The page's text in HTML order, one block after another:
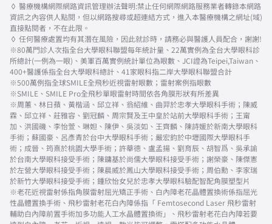
◊ 醫療機構網際網路資訊管理辦法聲明:禁止任何網際網路服務業者轉錄本網路
資訊之內容供人點閱，但以網路搜尋或超連結方式，進入本醫療機構之網址(域)
直接點閱者，不在此限。
◊ 任何醫療處置均有其潛在風險，因此就診時，請務必與醫護人員配合，謝謝!
※80萬門診人次指全台大學眼科聯盟每年統計量、22萬實例為全台大學眼科診
所總計(一例為一眼)、美軍百萬實例統計單位為眼數、JCI證為Teipei,Taiwan、
400+醫護係指全台大學眼科總計、41家眼科指二岸大學眼科聯盟合計
※500萬例指全球SMILE全飛秒近視雷射眼數；雷射案例指眼數
※SMILE、SMILE Pro全飛秒單眼雷射時間依各角膜形狀有所差異
※周蕙、林日蘋、黃楷涵、邱立祥、翁紹維、曲羿於忠孝大學眼科手術；陳威
霖、邱立祥、莊雅容、劉冠麟、周宗賢及王中皇於站前大學眼科手術；王甯
加、洪國磯、李怡萱、琳妲、陳伊、吳淡如、王齊麟、陳詩媛於新南大學眼科
手術；蘇國豪、呂彥青於台中大學眼科手術；嚴宏鈞於中壢國際大學眼科手
術；成晉、筠熹於桃園大學手術；許華德、盧孟揚、劉育辰、胡智爲、吳承諭
於台南大學眼科接受手術；陳鏞基於尚儒大學眼科接受手術；謝榮豪、陳傑憲
於左營大學眼科接受手術；陳晨威於鳳山大學眼科接受手術；周伯勳、李家瑞
於新竹大學眼科接受手術；鍾欣怡女兒於忠孝大學眼科驗配智配角膜塑型片
※老花近視雷射係指角膜雷射屈光矯正手術、白內障老花晶體置換術係指屈光
性晶體置換手術、飛秒雷射老花白內障係指「 Femtosecond Laser 飛秒雷射
輔助白內障前置手術加多功能人工水晶體置換術」、飛秒雷射老花白內障若要